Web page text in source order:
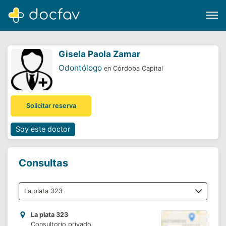
Software para clínicas
¿Eres un doctor?
Gisela Paola Zamar
Odontólogo en Córdoba Capital
Solicitar reserva
Soy este doctor
Consultas
La plata 323
Consultorio privado